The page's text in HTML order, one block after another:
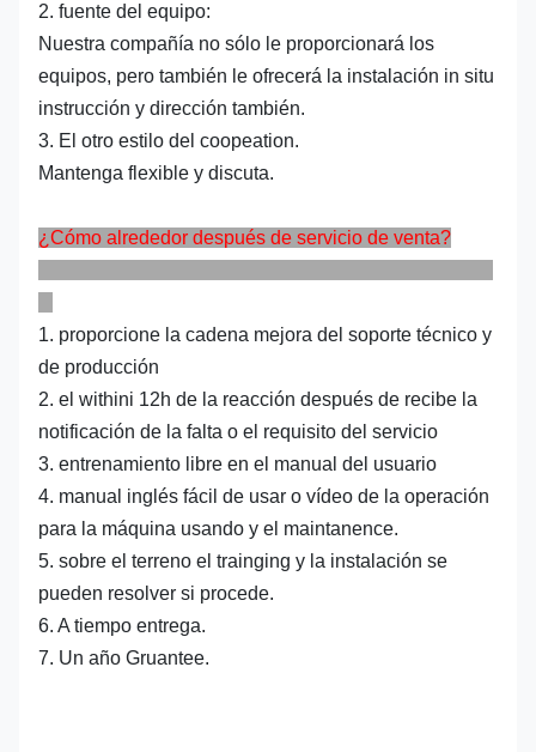
2. fuente del equipo:
Nuestra compañía no sólo le proporcionará los
equipos, pero también le ofrecerá la instalación in situ
instrucción y dirección también.
3. El otro estilo del coopeation.
Mantenga flexible y discuta.
¿Cómo alrededor después de servicio de venta?
1. proporcione la cadena mejora del soporte técnico y
de producción
2. el withini 12h de la reacción después de recibe la
notificación de la falta o el requisito del servicio
3. entrenamiento libre en el manual del usuario
4. manual inglés fácil de usar o vídeo de la operación
para la máquina usando y el maintanence.
5. sobre el terreno el trainging y la instalación se
pueden resolver si procede.
6. A tiempo entrega.
7. Un año Gruantee.